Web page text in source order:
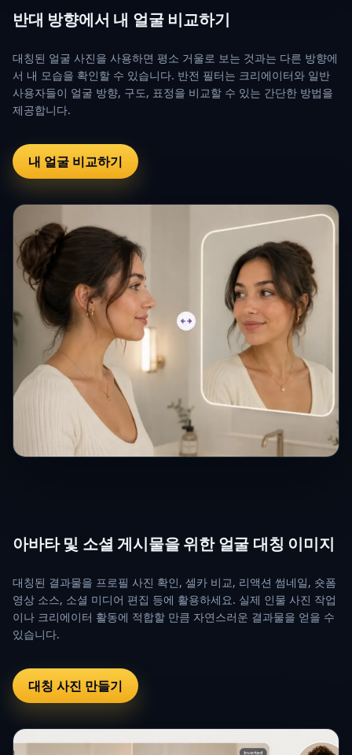
반대 방향에서 내 얼굴 비교하기
대칭된 얼굴 사진을 사용하면 평소 거울로 보는 것과는 다른 방향에
서 내 모습을 확인할 수 있습니다. 반전 필터는 크리에이터와 일반
사용자들이 얼굴 방향, 구도, 표정을 비교할 수 있는 간단한 방법을
제공합니다.
내 얼굴 비교하기
아바타 및 소셜 게시물을 위한 얼굴 대칭 이미지
대칭된 결과물을 프로필 사진 확인, 셀카 비교, 리액션 썸네일, 숏폼
영상 소스, 소셜 미디어 편집 등에 활용하세요. 실제 인물 사진 작업
이나 크리에이터 활동에 적합할 만큼 자연스러운 결과물을 얻을 수
있습니다.
대칭 사진 만들기